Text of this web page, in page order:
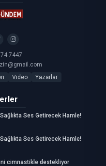
7447
Video Yazarlar
Ses Getirecek Hamle!
Ses Getirecek Hamle!
cimnastikle destekliyor